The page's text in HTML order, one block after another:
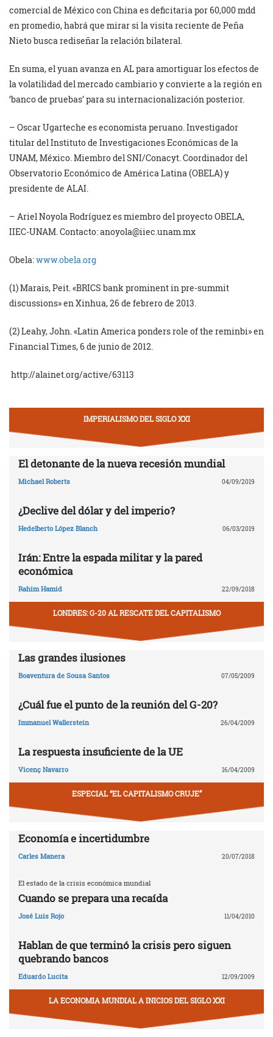
comercial de México con China es deficitaria por 60,000 mdd
en promedio, habrá que mirar si la visita reciente de Peña
Nieto busca rediseñar la relación bilateral.
En suma, el yuan avanza en AL para amortiguar los efectos de
la volatilidad del mercado cambiario y convierte a la región en
‘banco de pruebas’ para su internacionalización posterior.
– Oscar Ugarteche es economista peruano. Investigador
titular del Instituto de Investigaciones Económicas de la
UNAM, México. Miembro del SNI/Conacyt. Coordinador del
Observatorio Económico de América Latina (OBELA) y
presidente de ALAI.
– Ariel Noyola Rodríguez es miembro del proyecto OBELA,
IIEC-UNAM. Contacto:anoyola@iiec.unam.mx
Obela:www.obela.org
(1) Marais, Peit. «BRICS bank prominent in pre-summit
discussions» en Xinhua, 26 de febrero de 2013.
(2) Leahy, John. «Latin America ponders role of the reminbi» en
Financial Times, 6 de junio de 2012.
http://alainet.org/active/63113
IMPERIALISMO DEL SIGLO XXI
El detonante de la nueva recesión mundial
Michael Roberts 04/09/2019
¿Declive del dólar y del imperio?
Hedelberto López Blanch 06/03/2019
Irán: Entre la espada militar y la pared
económica
Rahim Hamid 22/09/2018
LONDRES: G-20 AL RESCATE DEL CAPITALISMO
Las grandes ilusiones
Boaventura de Sousa Santos 07/05/2009
¿Cuál fue el punto de la reunión del G-20?
Immanuel Wallerstein 26/04/2009
La respuesta insuficiente de la UE
Vicenç Navarro 16/04/2009
ESPECIAL “EL CAPITALISMO CRUJE”
Economía e incertidumbre
Carles Manera 20/07/2018
El estado de la crisis económica mundial
Cuando se prepara una recaída
José Luis Rojo 11/04/2010
Hablan de que terminó la crisis pero siguen
quebrando bancos
Eduardo Lucita 12/09/2009
LA ECONOMIA MUNDIAL A INICIOS DEL SIGLO XXI